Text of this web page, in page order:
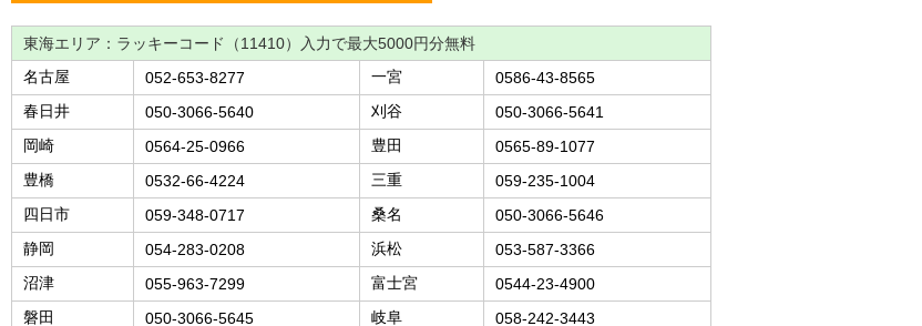
東海エリア：ラッキーコード（11410）入力で最大5000円分無料
名古屋
052-653-8277 一宮
0586-43-8565
春日井
050-3066-5640 刈谷
050-3066-5641
岡崎
0564-25-0966 豊田
0565-89-1077
豊橋
0532-66-4224 三重
059-235-1004
四日市
059-348-0717 桑名
050-3066-5646
静岡
054-283-0208 浜松
053-587-3366
沼津
055-963-7299 富士宮
0544-23-4900
磐田
050-3066-5645 岐阜 058-242-3443